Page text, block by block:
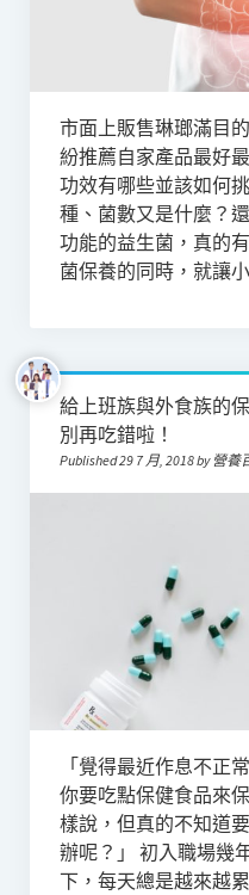
市面上販售琳瑯滿目
紛推薦自家產品最好
功效有哪些並該如何
種、菌數又是什麼？
功能的益生菌，真的
菌保養的同時，就讓
給上班族與外食族的
別再吃錯啦！
Published 29 7 月, 2018 by 營
「覺得最近作息不正
你要吃點保健食品來
樣說，但真的不知道
辦呢？」 初入職場幾
下，每天總是越來越